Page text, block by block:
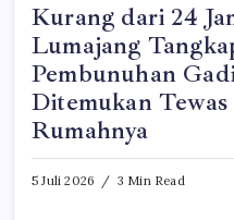
Kurang dari 24
Lumajang
Pembunuhan
Ditemukan
Rumahnya
5 Juli 2026 3 Min Read